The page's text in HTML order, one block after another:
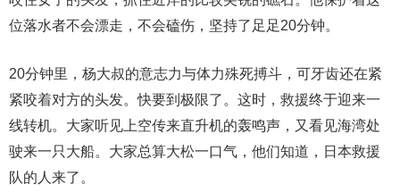
位落水者不会漂走，不会磕伤，坚持了足足20分钟。
20分钟里，杨大叔的意志力与体力殊死搏斗，可牙齿还在紧
紧咬着对方的头发。快要到极限了。这时，救援终于迎来一
线转机。大家听见上空传来直升机的轰鸣声，又看见海湾处
驶来一只大船。大家总算大松一口气，他们知道，日本救援
队的人来了。